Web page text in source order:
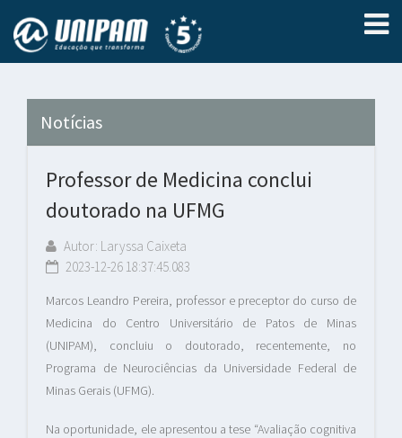
Notícias
Professor de Medicina conclui
doutorado na UFMG
Autor: Laryssa Caixeta
2023-12-26 18:37:45.083
Marcos Leandro Pereira, professor e preceptor do curso de
Medicina do Centro Universitário de Patos de Minas
(UNIPAM), concluiu o doutorado, recentemente, no
Programa de Neurociências da Universidade Federal de
Minas Gerais (UFMG).
Na oportunidade, ele apresentou a tese “Avaliação cognitiva